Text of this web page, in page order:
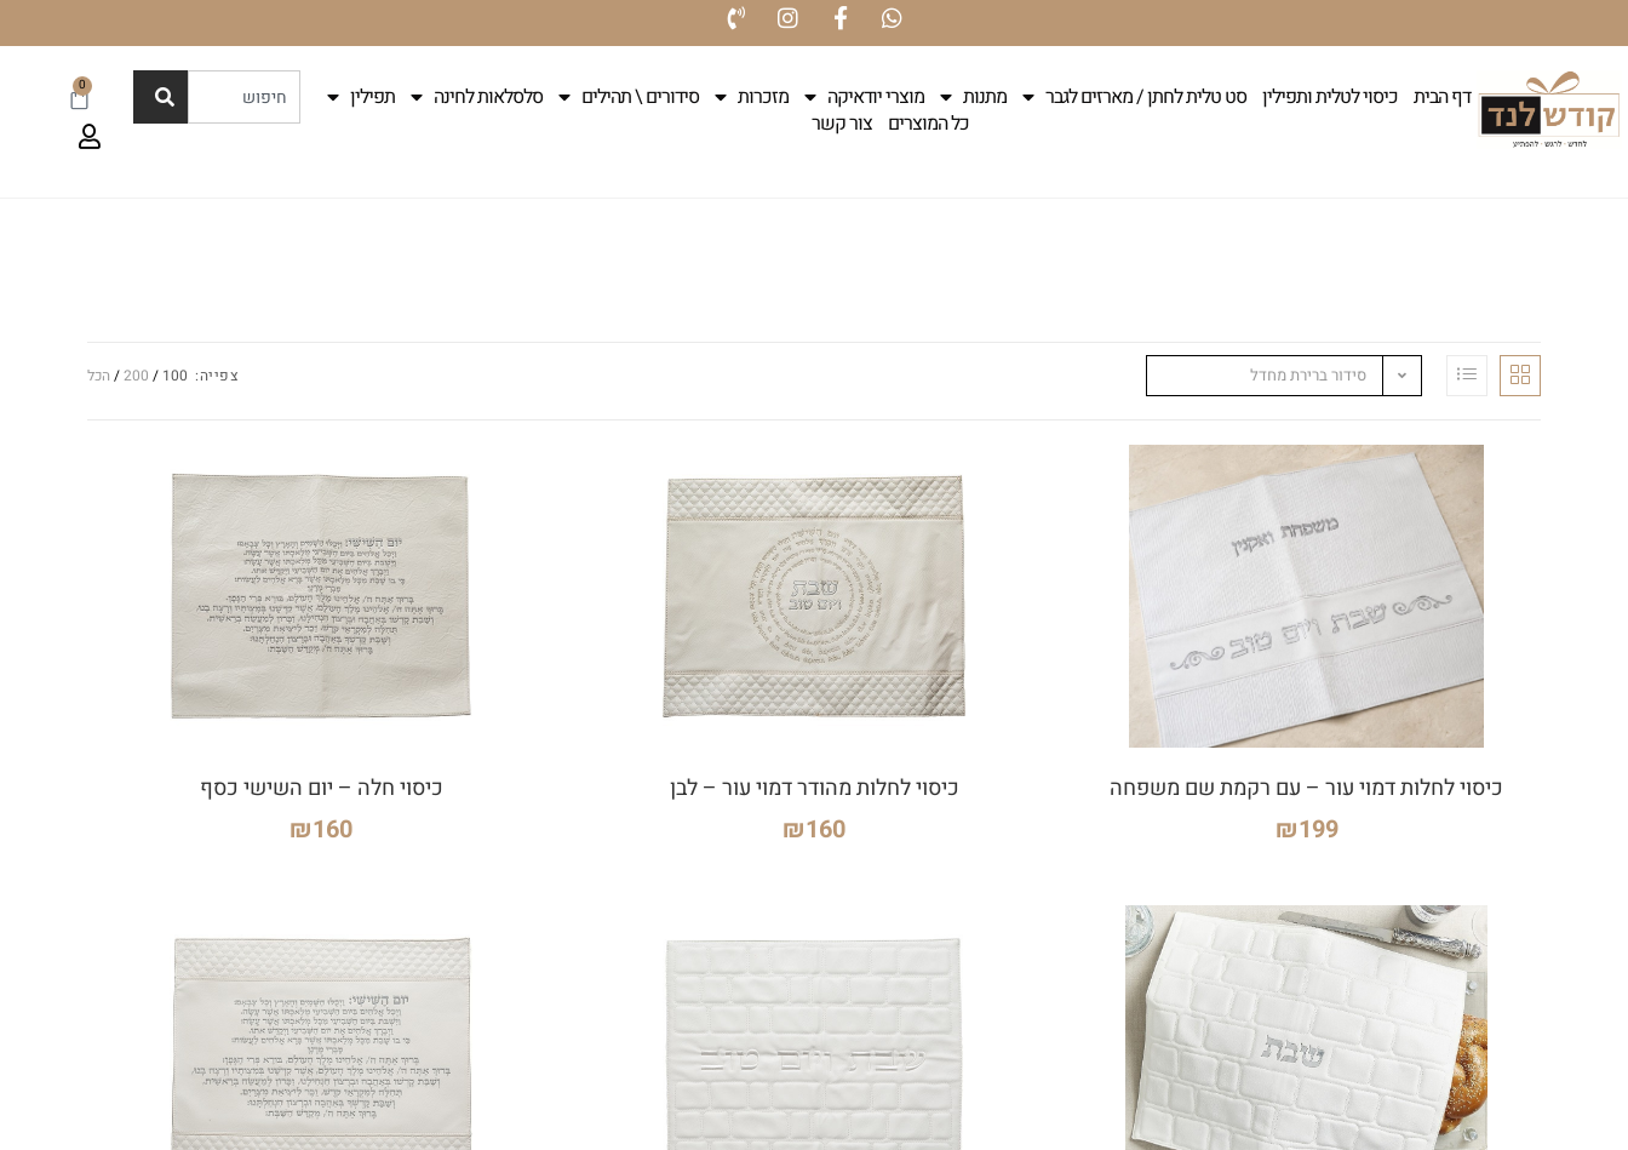
דף הבית כיסוי לטלית ותפילין סט טלית לחתן / מארזים לגבר מתנות מוצרי יודאיקה מזכרות סידורים \ תהילים סלסלאות לחינה
תפילין
כל המוצרים צור קשר
0
סידור ברירת מחדל צפייה: 100
200 הכל
כיסוי לחלות דמוי עור – עם רקמת שם משפחה
₪199
כיסוי לחלות מהודר דמוי עור – לבן
₪160
כיסוי חלה – יום השישי כסף
₪160